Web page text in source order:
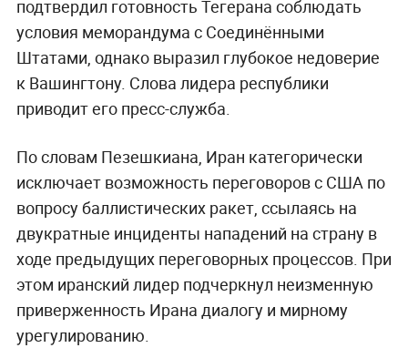
подтвердил готовность Тегерана соблюдать
условия меморандума с Соединёнными
Штатами, однако выразил глубокое недоверие
к Вашингтону. Слова лидера республики
приводит его пресс-служба.
По словам Пезешкиана, Иран категорически
исключает возможность переговоров с США по
вопросу баллистических ракет, ссылаясь на
двукратные инциденты нападений на страну в
ходе предыдущих переговорных процессов. При
этом иранский лидер подчеркнул неизменную
приверженность Ирана диалогу и мирному
урегулированию.